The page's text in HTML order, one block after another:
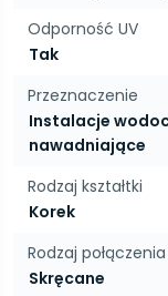
Odporność UV
Tak
Przeznaczenie
Instalacje
nawadniające
Rodzaj kształtki
Korek
Rodzaj połączenia
Skręcane